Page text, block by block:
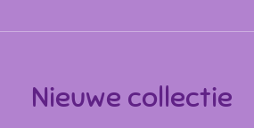
Nieuwe collectie